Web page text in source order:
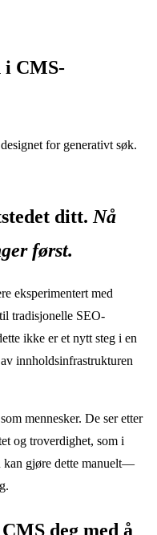
i CMS-
for generativt søk.
ditt. Nå
først.
eksperimentert med
tradisjonelle SEO-
ikke er et nytt steg i en
innholdsinfrastrukturen
mennesker. De ser etter
og troverdighet, som i
kan gjøre dette manuelt—
deg med å